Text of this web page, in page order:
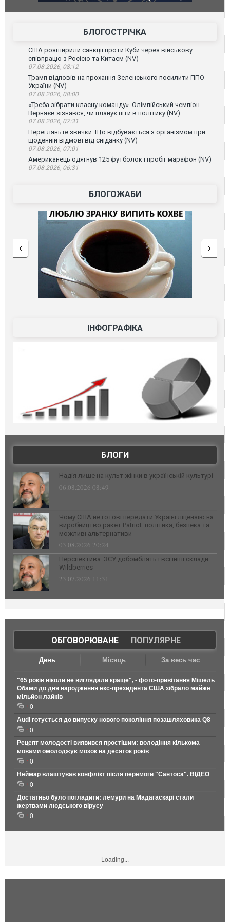
губернатор регіону заявив про
атаку. ВІДЕО
БЛОГОСТРІЧКА
США розширили санкції проти Куби через військову
співпрацю з Росією та Китаєм (NV)
07.08.2026, 08:12
Трамп відповів на прохання Зеленського посилити ППО
України (NV)
07.08.2026, 08:00
«Треба зібрати класну команду». Олімпійський чемпіон
Верняєв зізнався, чи планує піти в політику (NV)
07.08.2026, 07:31
Перегляньте звички. Що відбувається з організмом при
щоденній відмові від сніданку (NV)
07.08.2026, 07:01
Американець одягнув 125 футболок і пробіг марафон (NV)
07.08.2026, 06:31
БЛОГОЖАБИ
ІНФОГРАФІКА
БЛОГИ
Надія лише на культ жінки в українській культурі
06.08.2026 08:49
Чому США не готові передати Україні ліцензію на
виробництво ракет Patriot: політика, безпека та
можливі альтернативи
03.08.2026 20:24
Перспектива: ЗСУ добомблять і всі інші склади
Wildberries
23.07.2026 11:31
ОБГОВОРЮВАНЕ| ПОПУЛЯРНЕ
День Місяць За весь час
"65 років ніколи не виглядали краще", - фото-привітання Мішель
Обами до дня народження екс-президента США зібрало майже
мільйон лайків
0
Audi готується до випуску нового покоління позашляховика Q8
0
Рецепт молодості виявився простішим: володіння кількома
мовами омолоджує мозок на десяток років
0
Неймар влаштував конфлікт після перемоги "Сантоса". ВІДЕО
0
Достатньо було погладити: лемури на Мадагаскарі стали
жертвами людського вірусу
0
Loading...